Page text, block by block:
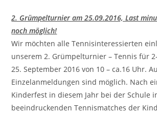
2. Grümpelturnier am 25.09.2016, Last
noch möglich!
Wir möchten alle Tennisinteressierten
unserem 2. Grümpelturnier – Tennis für
25. September 2016 von 10 – ca.16 Uhr.
Einzelanmeldungen sind möglich. Nach
Kinderfest in diesem Jahr bei der Schule
beeindruckenden Tennismatches der